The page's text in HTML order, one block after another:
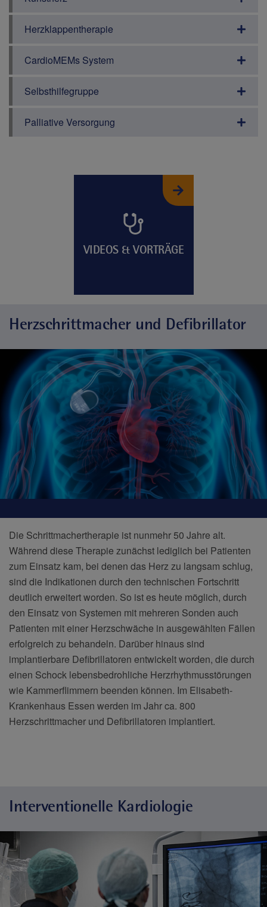
Herzklappentherapie
CardioMEMs System
Selbsthilfegruppe
Palliative Versorgung
VIDEOS & VORTRÄGE
Herzschrittmacher und Defibrillator
Die Schrittmachertherapie ist nunmehr 50 Jahre alt.
Während diese Therapie zunächst lediglich bei Patienten
zum Einsatz kam, bei denen das Herz zu langsam schlug,
sind die Indikationen durch den technischen Fortschritt
deutlich erweitert worden. So ist es heute möglich, durch
den Einsatz von Systemen mit mehreren Sonden auch
Patienten mit einer Herzschwäche in ausgewählten Fällen
erfolgreich zu behandeln. Darüber hinaus sind
implantierbare Defibrillatoren entwickelt worden, die durch
einen Schock lebensbedrohliche Herzrhythmusstörungen
wie Kammerflimmern beenden können. Im Elisabeth-
Krankenhaus Essen werden im Jahr ca. 800
Herzschrittmacher und Defibrillatoren implantiert.
Interventionelle Kardiologie